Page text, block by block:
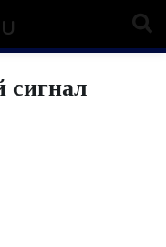
сигнал